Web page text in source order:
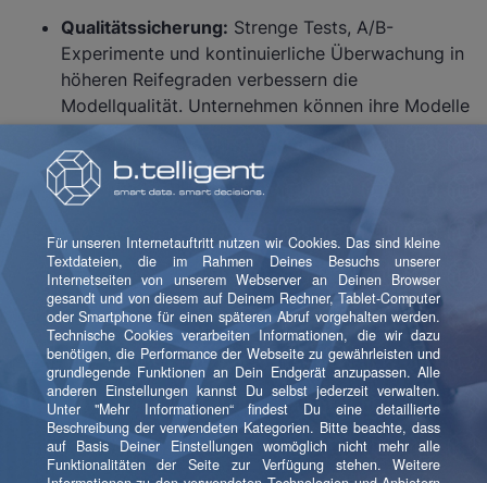
Qualitätssicherung: Strenge Tests, A/B-
Experimente und kontinuierliche Überwachung in
höheren Reifegraden verbessern die
Modellqualität. Unternehmen können ihre Modelle
mit minimalem Risiko einer
Leistungsverschlechterung zuverlässig
bereitstellen.
Die Automatisierung
senkt die Betriebskosten durch Minimierung des
manuellen Aufwands. Effiziente
Ressourcennutzung und optimierte Infrastruktur
tragen zu Kosteneinsparungen bei.
Wettbewerbsvorteil:Unternehmen mit
ausgereiften MLOps-Verfahren können schneller
modernisieren, auf Marktveränderungen
reagieren und sich einen Wettbewerbsvorteil
verschaffen. Zuverlässige, qualitativ hochwertige